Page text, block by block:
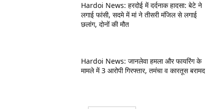
Hardoi News: हरदोई में दर्दनाक हादसा: बेटे ने
लगाई फांसी, सदमे में मां ने तीसरी मंजिल से लगाई
छलांग, दोनों की मौत
Hardoi News: जानलेवा हमला और फायरिंग के
मामले में 3 आरोपी गिरफ्तार, तमंचा व कारतूस बरामद